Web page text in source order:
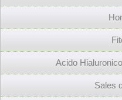
Acido
Sales